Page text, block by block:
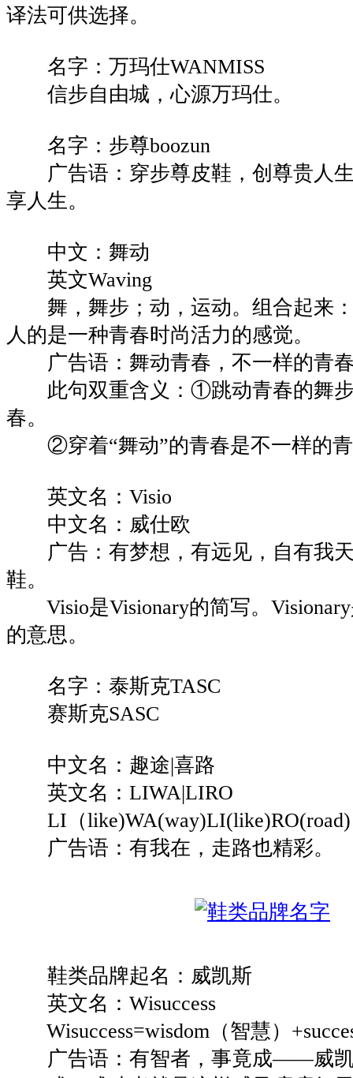
译法可供选择。
名字：万玛仕WANMISS
信步自由城，心源万玛仕。
名字：步尊boozun
广告语：穿步尊皮鞋，创尊贵人生
享人生。
中文：舞动
英文Waving
舞，舞步；动，运动。组合起来：
人的是一种青春时尚活力的感觉。
广告语：舞动青春，不一样的青
此句双重含义：①跳动青春的舞步
春。
②穿着“舞动”的青春是不一样的
英文名：Visio
中文名：威仕欧
广告：有梦想，有远见，自有我
鞋。
Visio是Visionary的简写。Visionary
的意思。
名字：泰斯克TASC
赛斯克SASC
中文名：趣途|喜路
英文名：LIWA|LIRO
LI（like)WA(way)LI(like)RO(road)
广告语：有我在，走路也精彩。
鞋类品牌起名：威凯斯
英文名：Wisuccess
Wisuccess=wisdom（智慧）
广告语：有智者，事竟成——威凯